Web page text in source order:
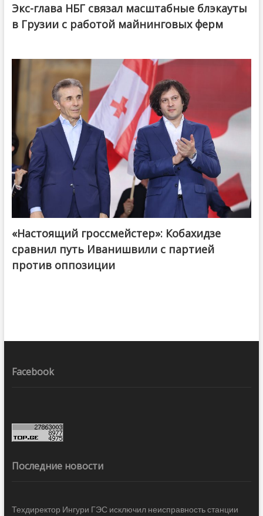
Экс-глава НБГ связал масштабные блэкауты
в Грузии с работой майнинговых ферм
@ქართული ოცნება / Georgian Dream
«Настоящий гроссмейстер»: Кобахидзе
сравнил путь Иванишвили с партией
против оппозиции
Facebook
Последние новости
Техдиректор Ингури ГЭС исключил неисправность станции